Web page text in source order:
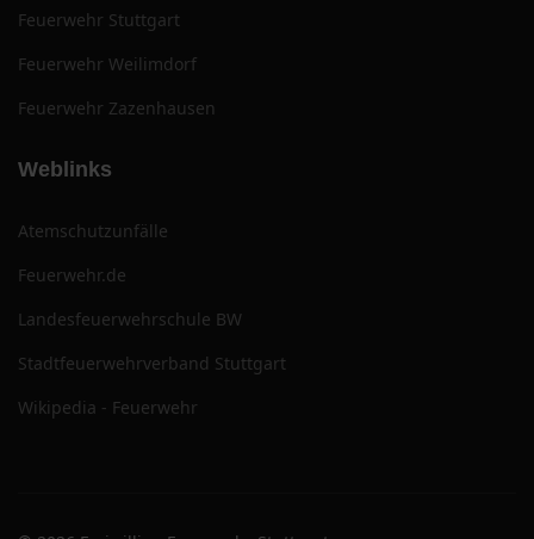
Feuerwehr Stuttgart
Feuerwehr Weilimdorf
Feuerwehr Zazenhausen
Weblinks
Atemschutzunfälle
Feuerwehr.de
Landesfeuerwehrschule BW
Stadtfeuerwehrverband Stuttgart
Wikipedia - Feuerwehr